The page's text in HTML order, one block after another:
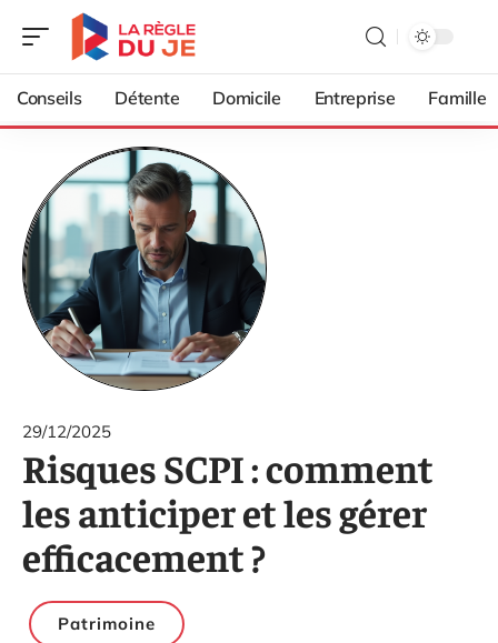
Conseils Détente Domicile Entreprise Famille
29/12/2025
Risques SCPI : comment
les anticiper et les gérer
efficacement ?
Patrimoine